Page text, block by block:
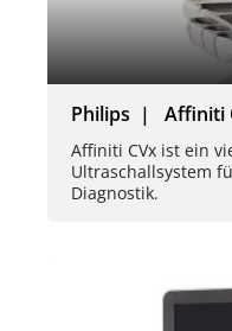
Philips | Affiniti
Affiniti CVx ist ein
Ultraschallsystem
Diagnostik.